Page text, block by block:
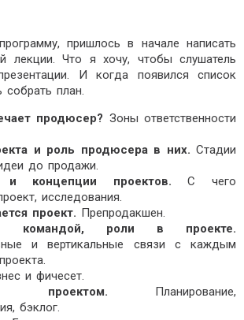
пришлось в начале написать
лекции. Что я хочу, чтобы слушатель
И когда появился список
собрать план.
продюсер? Зоны ответственности
и роль продюсера в них. Стадии
до продажи.
и концепции проектов.С чего
исследования.
проект. Препродакшен.
командой, роли в проекте.
и вертикальные связи с каждым
и фичесет.
проектом. Планирование,
бэклог.